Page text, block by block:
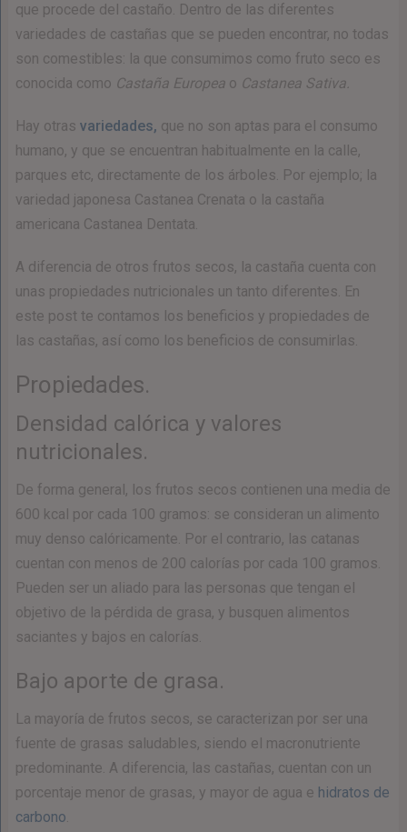
que procede del castaño. Dentro de las diferentes
variedades de castañas que se pueden encontrar, no todas
son comestibles: la que consumimos como fruto seco es
conocida como Castaña Europeao Castanea Sativa.
Hay otras variedades, que no son aptas para el consumo
humano, y que se encuentran habitualmente en la calle,
parques etc, directamente de los árboles. Por ejemplo; la
variedad japonesa Castanea Crenata o la castaña
americana Castanea Dentata.
A diferencia de otros frutos secos, la castaña cuenta con
unas propiedades nutricionales un tanto diferentes. En
este post te contamos los beneficios y propiedades de
las castañas, así como los beneficios de consumirlas.
Propiedades.
Densidad calórica y valores
nutricionales.
De forma general, los frutos secos contienen una media de
600 kcal por cada 100 gramos: se consideran un alimento
muy denso calóricamente. Por el contrario, las catanas
cuentan con menos de 200 calorías por cada 100 gramos.
Pueden ser un aliado para las personas que tengan el
objetivo de la pérdida de grasa, y busquen alimentos
saciantes y bajos en calorías.
Bajo aporte de grasa.
La mayoría de frutos secos, se caracterizan por ser una
fuente de grasas saludables, siendo el macronutriente
predominante. A diferencia, las castañas, cuentan con un
porcentaje menor de grasas, y mayor de agua e hidratos de
carbono.